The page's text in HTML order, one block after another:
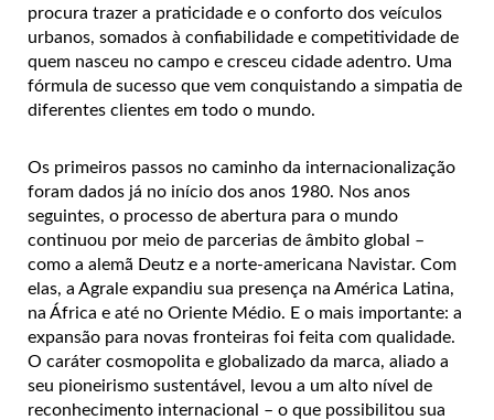
procura trazer a praticidade e o conforto dos veículos
urbanos, somados à confiabilidade e competitividade de
quem nasceu no campo e cresceu cidade adentro. Uma
fórmula de sucesso que vem conquistando a simpatia de
diferentes clientes em todo o mundo.
Os primeiros passos no caminho da internacionalização
foram dados já no início dos anos 1980. Nos anos
seguintes, o processo de abertura para o mundo
continuou por meio de parcerias de âmbito global –
como a alemã Deutz e a norte-americana Navistar. Com
elas, a Agrale expandiu sua presença na América Latina,
na África e até no Oriente Médio. E o mais importante: a
expansão para novas fronteiras foi feita com qualidade.
O caráter cosmopolita e globalizado da marca, aliado a
seu pioneirismo sustentável, levou a um alto nível de
reconhecimento internacional – o que possibilitou sua